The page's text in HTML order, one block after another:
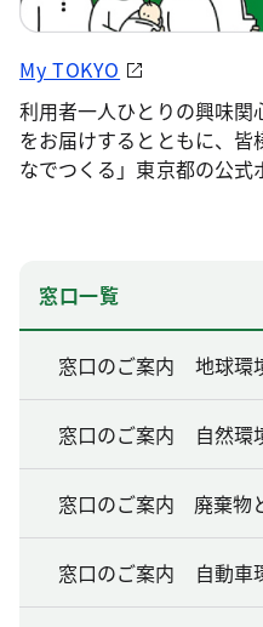
My TOKYO
利用者一人ひとりの興味
をお届けするとともに、
なでつくる」東京都の公式
窓口一覧
窓口のご案内 地球環
窓口のご案内 自然環
窓口のご案内 廃棄物
窓口のご案内 自動車